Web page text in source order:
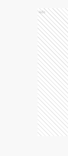
Ads